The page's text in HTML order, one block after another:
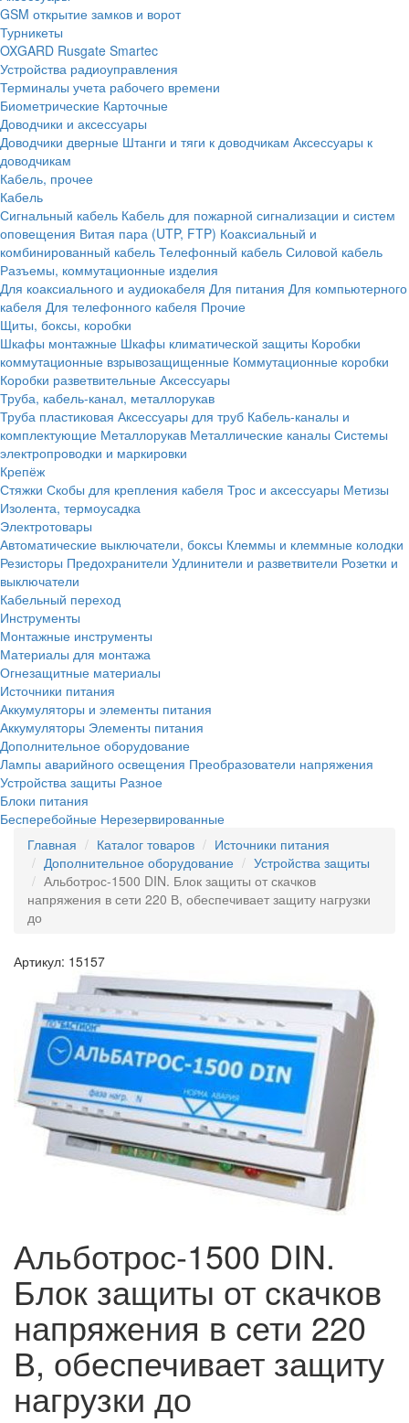
GSM открытие замков и ворот
Турникеты
OXGARD Rusgate Smartec
Устройства радиоуправления
Терминалы учета рабочего времени
Биометрические Карточные
Доводчики и аксессуары
Доводчики дверные Штанги и тяги к доводчикам Аксессуары к
доводчикам
Кабель, прочее
Кабель
Сигнальный кабель Кабель для пожарной сигнализации и систем
оповещения Витая пара (UTP, FTP) Коаксиальный и
комбинированный кабель Телефонный кабель Силовой кабель
Разъемы, коммутационные изделия
Для коаксиального и аудиокабеля Для питания Для компьютерного
кабеля Для телефонного кабеля Прочие
Щиты, боксы, коробки
Шкафы монтажные Шкафы климатической защиты Коробки
коммутационные взрывозащищенные Коммутационные коробки
Коробки разветвительные Аксессуары
Труба, кабель-канал, металлорукав
Труба пластиковая Аксессуары для труб Кабель-каналы и
комплектующие Металлорукав Металлические каналы Системы
электропроводки и маркировки
Крепёж
Стяжки Скобы для крепления кабеля Трос и аксессуары Метизы
Изолента, термоусадка
Электротовары
Автоматические выключатели, боксы Клеммы и клеммные колодки
Резисторы Предохранители Удлинители и разветвители Розетки и
выключатели
Кабельный переход
Инструменты
Монтажные инструменты
Материалы для монтажа
Огнезащитные материалы
Источники питания
Аккумуляторы и элементы питания
Аккумуляторы Элементы питания
Дополнительное оборудование
Лампы аварийного освещения Преобразователи напряжения
Устройства защиты Разное
Блоки питания
Бесперебойные Нерезервированные
Главная
Каталог товаров
Источники питания
Дополнительное оборудование
Устройства защиты
Альботрос-1500 DIN. Блок защиты от скачков
напряжения в сети 220 В, обеспечивает защиту нагрузки
до
Артикул: 15157
Альботрос-1500 DIN.
Блок защиты от скачков
напряжения в сети 220
В, обеспечивает защиту
нагрузки до